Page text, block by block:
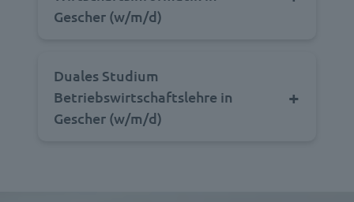
Gescher (w/m/d)
Duales Studium
Betriebswirtschaftslehre in
Gescher (w/m/d)